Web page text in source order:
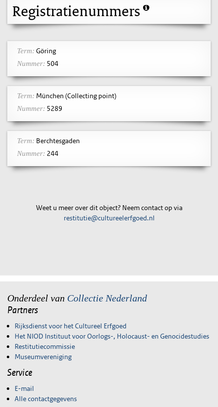
Registratienummers
Term: Göring
Nummer: 504
Term: München (Collecting point)
Nummer: 5289
Term: Berchtesgaden
Nummer: 244
Weet u meer over dit object? Neem contact op via
restitutie@cultureelerfgoed.nl
Onderdeel van Collectie Nederland
Partners
Rijksdienst voor het Cultureel Erfgoed
Het NIOD Instituut voor Oorlogs-, Holocaust- en Genocidestudies
Restitutiecommissie
Museumvereniging
Service
E-mail
Alle contactgegevens